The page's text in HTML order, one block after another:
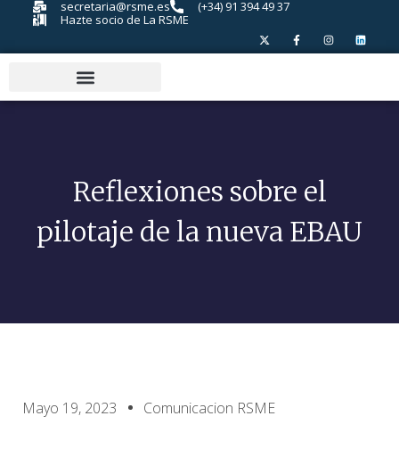
secretaria@rsme.es
(+34) 91 394 49 37
Hazte socio de La RSME
Reflexiones sobre el
pilotaje de la nueva EBAU
Mayo 19, 2023 Comunicacion RSME